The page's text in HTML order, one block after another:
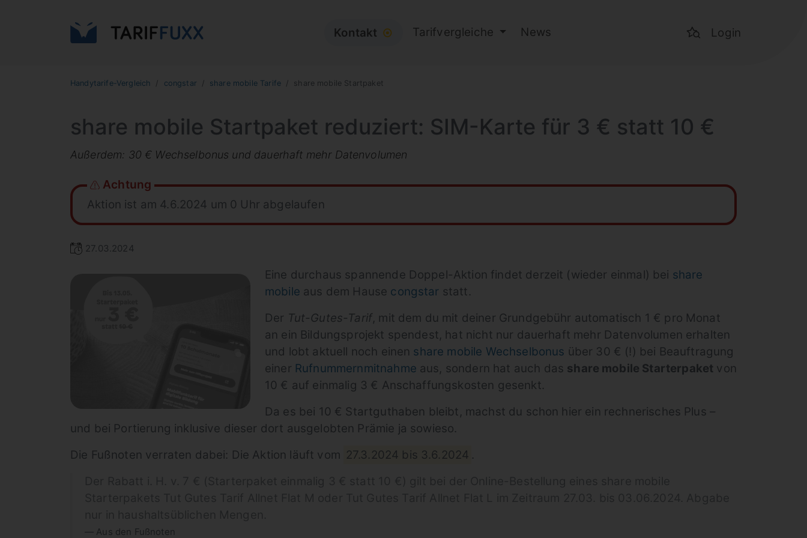
Kontakt ⦿ Tarifvergleiche News Login
Handytarife-Vergleich congstar share mobile Tarife share mobile Startpaket
share mobile Startpaket reduziert: SIM-Karte für 3 € statt 10 €
Außerdem: 30 € Wechselbonus und dauerhaft mehr Datenvolumen
Achtung
Aktion ist am 4.6.2024 um 0 Uhr abgelaufen
27.03.2024
Eine durchaus spannende Doppel-Aktion findet derzeit (wieder einmal) bei share
mobile aus dem Hause congstar statt.
Der Tut-Gutes-Tarif, mit dem du mit deiner Grundgebühr automatisch 1 € pro Monat
an ein Bildungsprojekt spendest, hat nicht nur dauerhaft mehr Datenvolumen erhalten
und lobt aktuell noch einen share mobile Wechselbonus über 30 € (!) bei Beauftragung
einer Rufnummernmitnahme aus, sondern hat auch das share mobile Starterpaket von
10 € auf einmalig 3 € Anschaffungskosten gesenkt.
Da es bei 10 € Startguthaben bleibt, machst du schon hier ein rechnerisches Plus –
und bei Portierung inklusive dieser dort ausgelobten Prämie ja sowieso.
Die Fußnoten verraten dabei: Die Aktion läuft vom 27.3.2024 bis 3.6.2024 .
Aus den Fußnoten